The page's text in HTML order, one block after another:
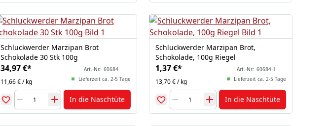
Schluckwerder Marzipan Brot
Schokolade 30 Stk 100g
34,97 €*
11,66 € / kg
Art.-Nr.: 60684
Lieferzeit ca. 2-5 Tage
In die Naschtüte
Schluckwerder Marzipan Brot,
Schokolade, 100g Riegel
1,37 €*
13,70 € / kg
Art.-Nr.: 60684-1
Lieferzeit ca. 2-5 Tage
In die Naschtüte